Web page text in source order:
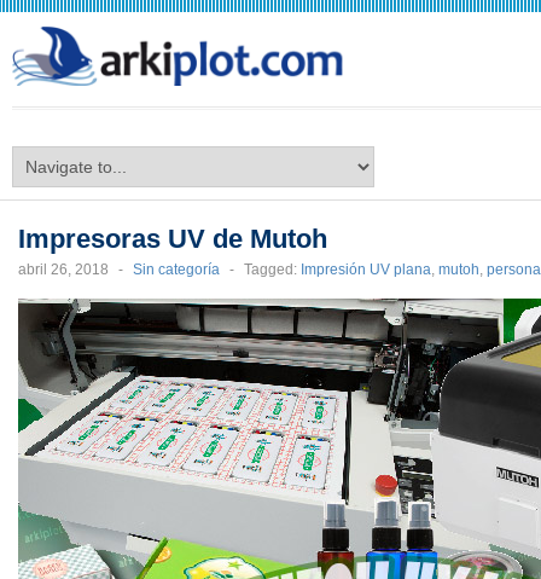
Impresoras UV de Mutoh
abril 26, 2018 - Sin categoría - Tagged: Impresión UV plana, mutoh,